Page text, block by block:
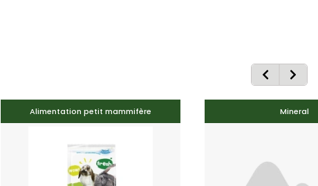
Alimentation petit mammifère Mineral